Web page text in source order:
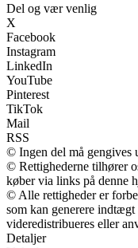
Del og vær venlig
X
Facebook
Instagram
LinkedIn
YouTube
Pinterest
TikTok
Mail
RSS
© Ingen del må gengives
© Rettighederne tilhører
køber via links på denne
© Alle rettigheder er
som kan generere
videredistribueres eller
Detaljer